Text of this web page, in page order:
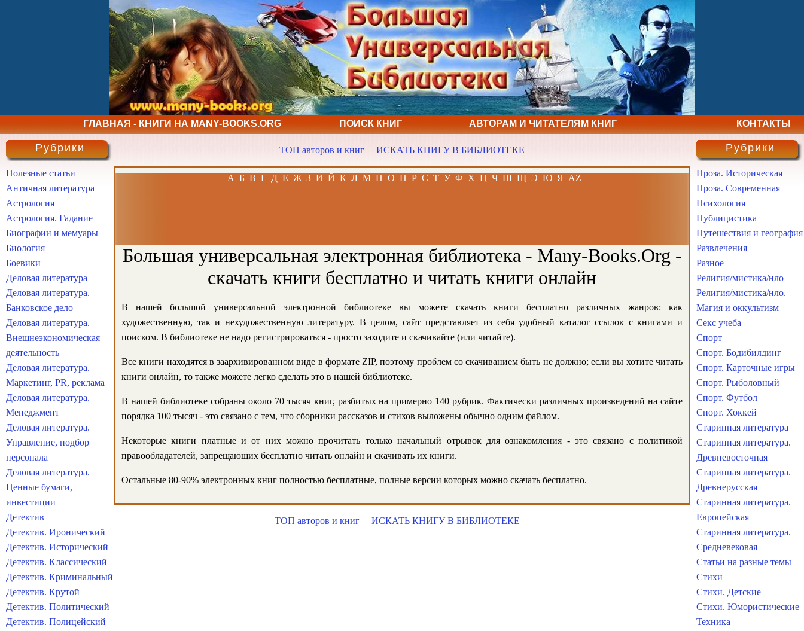
ГЛАВНАЯ - КНИГИ НА MANY-BOOKS.ORG ПОИСК КНИГ АВТОРАМ И ЧИТАТЕЛЯМ КНИГ КОНТАКТЫ
ТОП авторов и книг ИСКАТЬ КНИГУ В БИБЛИОТЕКЕ
А Б В Г Д Е Ж З И Й К Л М Н О П Р С Т У Ф Х Ц Ч Ш Щ Э Ю Я AZ
Большая универсальная электронная библиотека - Many-Books.Org -
скачать книги бесплатно и читать книги онлайн
В нашей большой универсальной электронной библиотеке вы можете скачать книги бесплатно различных жанров: как
художественную, так и нехудожественную литературу. В целом, сайт представляет из себя удобный каталог ссылок с книгами и
поиском. В библиотеке не надо регистрироваться - просто заходите и скачивайте (или читайте).
Все книги находятся в заархивированном виде в формате ZIP, поэтому проблем со скачиванием быть не должно; если вы хотите читать
книги онлайн, то также можете легко сделать это в нашей библиотеке.
В нашей библиотеке собраны около 70 тысяч книг, разбитых на примерно 140 рубрик. Фактически различных произведений на сайте
порядка 100 тысяч - это связано с тем, что сборники рассказов и стихов выложены обычно одним файлом.
Некоторые книги платные и от них можно прочитать только начальный отрывок для ознакомления - это связано с политикой
правообладателей, запрещающих бесплатно читать онлайн и скачивать их книги.
Остальные 80-90% электронных книг полностью бесплатные, полные версии которых можно скачать бесплатно.
ТОП авторов и книг ИСКАТЬ КНИГУ В БИБЛИОТЕКЕ
Рубрики
Полезные статьи
Античная литература
Астрология
Астрология. Гадание
Биографии и мемуары
Биология
Боевики
Деловая литература
Деловая литература.
Банковское дело
Деловая литература.
Внешнеэкономическая
деятельность
Деловая литература.
Маркетинг, PR, реклама
Деловая литература.
Менеджмент
Деловая литература.
Управление, подбор
персонала
Деловая литература.
Ценные бумаги,
инвестиции
Детектив
Детектив. Иронический
Детектив. Исторический
Детектив. Классический
Детектив. Криминальный
Детектив. Крутой
Детектив. Политический
Детектив. Полицейский
Рубрики
Проза. Историческая
Проза. Современная
Психология
Публицистика
Путешествия и география
Развлечения
Разное
Религия/мистика/нло
Религия/мистика/нло.
Магия и оккультизм
Секс учеба
Спорт
Спорт. Бодибилдинг
Спорт. Карточные игры
Спорт. Рыболовный
Спорт. Футбол
Спорт. Хоккей
Старинная литература
Старинная литература.
Древневосточная
Старинная литература.
Древнерусская
Старинная литература.
Европейская
Старинная литература.
Средневековая
Статьи на разные темы
Стихи
Стихи. Детские
Стихи. Юмористические
Техника